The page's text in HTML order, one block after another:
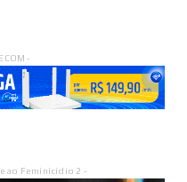
-
ao Feminicídio 2 -